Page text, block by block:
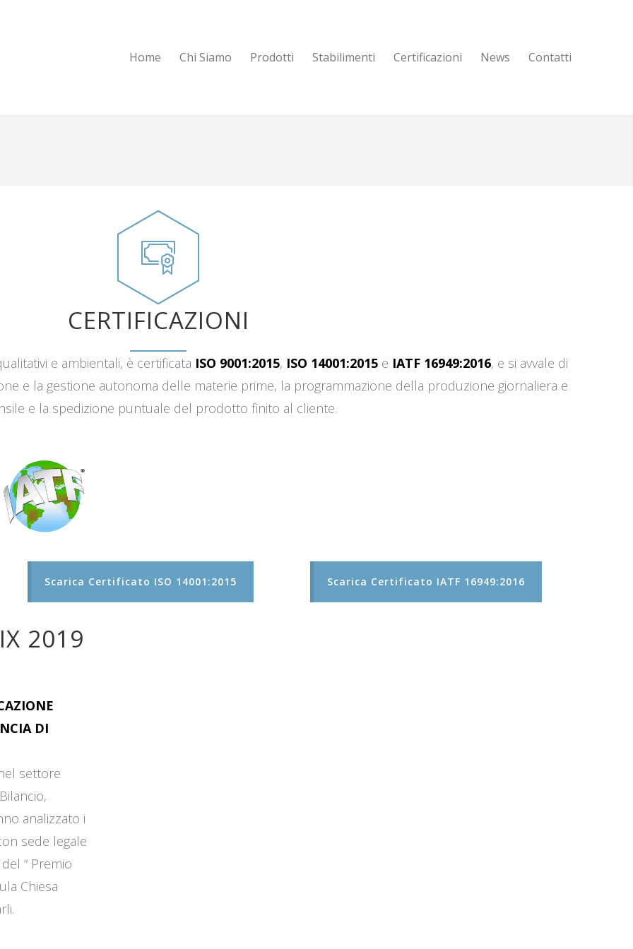
Home Chi Siamo Prodotti Stabilimenti Certificazioni News Contatti
CERTIFICAZIONI
e ambientali, è certificata ISO 9001:2015, ISO 14001:2015 e IATF 16949:2016, e si avvale di
e la gestione autonoma delle materie prime, la programmazione della produzione giornaliera e
e la spedizione puntuale del prodotto finito al cliente.
Scarica Certificato ISO 14001:2015 Scarica Certificato IATF 16949:2016
2019
DI
settore
analizzato i
sede legale
“ Premio
Chiesa